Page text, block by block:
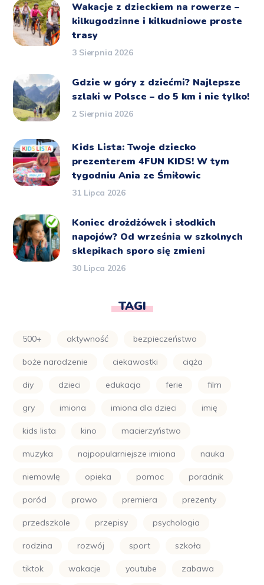
Wakacje z dzieckiem na rowerze –
kilkugodzinne i kilkudniowe proste
trasy
3 Sierpnia 2026
Gdzie w góry z dziećmi? Najlepsze
szlaki w Polsce – do 5 km i nie tylko!
2 Sierpnia 2026
Kids Lista: Twoje dziecko
prezenterem 4FUN KIDS! W tym
tygodniu Ania ze Śmiłowic
31 Lipca 2026
Koniec drożdżówek i słodkich
napojów? Od września w szkolnych
sklepikach sporo się zmieni
30 Lipca 2026
TAGI
500+ aktywność bezpieczeństwo
boże narodzenie ciekawostki ciąża
diy dzieci edukacja ferie film
gry imiona imiona dla dzieci imię
kids lista kino macierzyństwo
muzyka najpopularniejsze imiona nauka
niemowlę opieka pomoc poradnik
poród prawo premiera prezenty
przedszkole przepisy psychologia
rodzina rozwój sport szkoła
tiktok wakacje youtube zabawa